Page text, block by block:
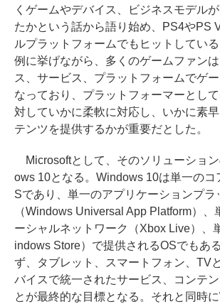
くゲームやデバイス、ビジネスモデル
たかという話から語り始め、PS4やPS
ルプラットフォームでもヒットしてい
例に挙げながら、多くのゲームファン
ス、サービス、プラットフォームでゲ
なっており、プラットフォーマーとし
対していかに柔軟に対応し、いかに素
テンツを提供するかが重要だとした。
Microsoftとして、そのソリューショ
ows 10となる。Windows 10は単一のコ
Sであり、単一のアプリケーションプラ
（Windows Universal App Platform）、
ーシャルネットワーク（Xbox Live）、
indows Store）で提供されるOSでもあ
ず、タブレット、スマートフォン、TV
バイスで統一されたサービス、コンテ
とが最終的な目標となる。それと同時